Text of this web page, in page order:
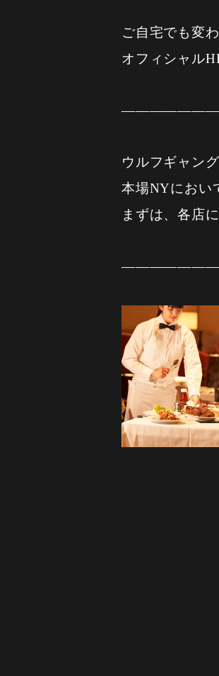
ご自宅でも変
オフィシャル
ウルフギャン
本場NYにおい
まずは、各店